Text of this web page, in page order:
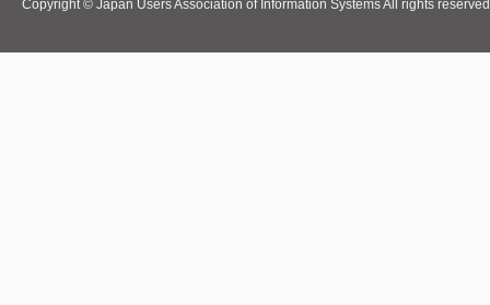
Copyright © Japan Users Association of Information Systems All rights reserved